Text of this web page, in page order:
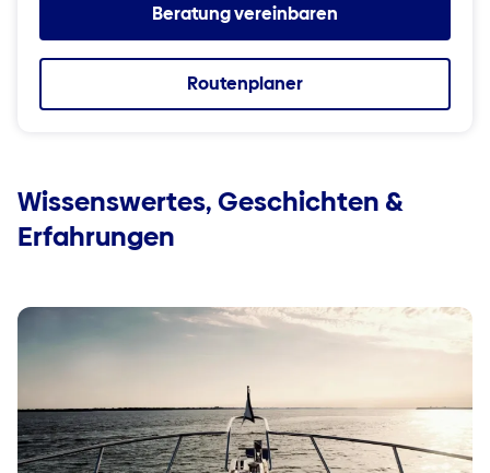
Beratung vereinbaren
Routenplaner
Wissenswertes, Geschichten &
Erfahrungen